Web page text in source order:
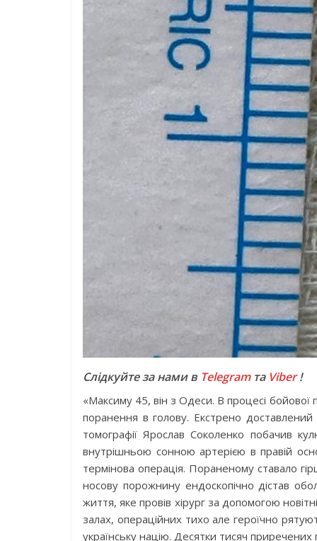
Слідкуйте за нами в Telegramта Viber!
«Максиму 45, він з Одеси. В процесі бойової
поранення в голову. Екстрено доставлений
томографії Ярослав Соколенко побачив
внутрішньою сонною артерією в правій
термінова операція. Пораненому ставало
носову порожнину ендоскопічно дістав
життя, яке провів хірург за допомогою
залах, операційних тихо але героїчно
українську націю. Десятки тисяч приречених